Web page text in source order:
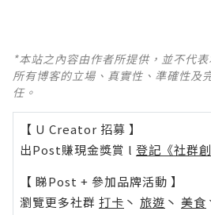
*本站之內容由作者所提供，並不代
所有博客的立場、真實性、準確性及
任。
【 U Creator 招募 】
出Post賺現金獎賞 l 登記《社群
【 睇Post + 參加品牌活動 】
瀏覽更多社群 打卡 丶 旅遊 丶 美食